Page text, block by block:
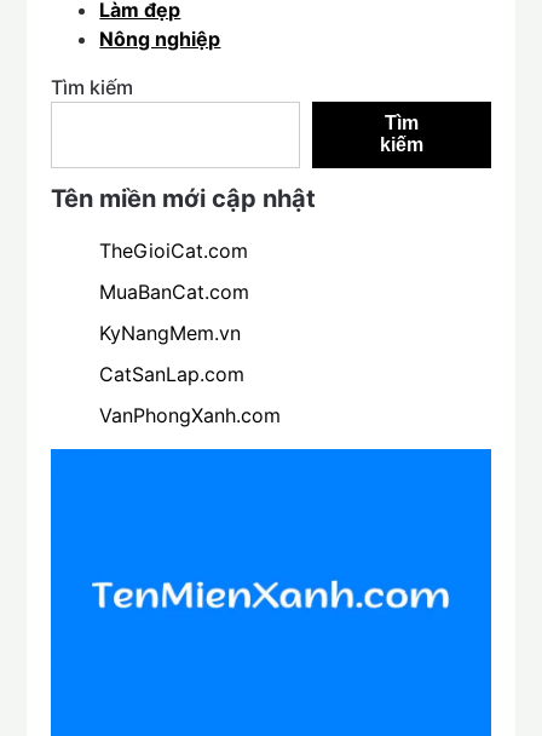
Làm đẹp
Nông nghiệp
Tìm kiếm
Tìm
kiếm
Tên miền mới cập nhật
TheGioiCat.com
MuaBanCat.com
KyNangMem.vn
CatSanLap.com
VanPhongXanh.com